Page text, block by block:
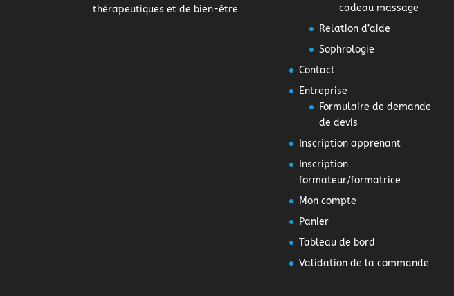
thérapeutiques et de bien-être
cadeau massage
Relation d’aide
Sophrologie
Contact
Entreprise
Formulaire de demande
de devis
Inscription apprenant
Inscription
formateur/formatrice
Mon compte
Panier
Tableau de bord
Validation de la commande